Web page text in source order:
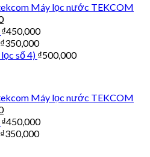
Máy lọc nước TEKCOM
₫450,000
₫350,000
số 4) ₫500,000
Máy lọc nước TEKCOM
₫450,000
₫350,000